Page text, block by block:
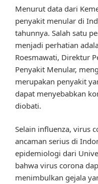
Menurut data dari
penyakit menular di
tahunnya. Salah satu
menjadi perhatian
Roesmawati, Direktur
Penyakit Menular,
merupakan penyakit
dapat menyebabkan
diobati.
Selain influenza, virus
ancaman serius di
epidemiologi dari
bahwa virus corona
menimbulkan gejala